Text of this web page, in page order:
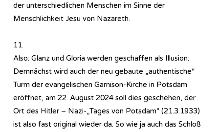
der unterschiedlichen Menschen im Sinne der
Menschlichkeit Jesu von Nazareth.
11.
Also: Glanz und Gloria werden geschaffen als Illusion:
Demnächst wird auch der neu gebaute „authentische“
Turm der evangelischen Garnison-Kirche in Potsdam
eröffnet, am 22. August 2024 soll dies geschehen, der
Ort des Hitler – Nazi-„Tages von Potsdam“ (21.3.1933)
ist also fast original wieder da. So wie ja auch das Schloß